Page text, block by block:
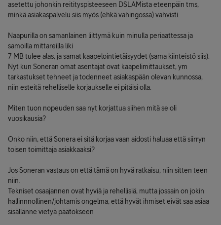
asetettu johonkin reitityspisteeseen DSLAMista eteenpäin tms,
minkä asiakaspalvelu siis myös (ehkä vahingossa) vahvisti.
Naapurilla on samanlainen liittymä kuin minulla periaattessa ja
samoilla mittareilla liki
7 MB tulee alas, ja samat kaapelointietäisyydet (sama kiinteistö siis).
Nyt kun Soneran omat asentajat ovat kaapelimittaukset, ym
tarkastukset tehneet ja todenneet asiakaspään olevan kunnossa,
niin esteitä rehelliselle korjaukselle ei pitäisi olla.
Miten tuon nopeuden saa nyt korjattua siihen mitä se oli
vuosikausia?
Onko niin, että Sonera ei sitä korjaa vaan aidosti haluaa että siirryn
toisen toimittaja asiakkaaksi?
Jos Soneran vastaus on että tämä on hyvä ratkaisu, niin sitten teen
niin.
Tekniset osaajannen ovat hyviä ja rehellisiä, mutta jossain on jokin
hallinnnollinen/johtamis ongelma, että hyvät ihmiset eivät saa asiaa
sisällänne vietyä päätökseen